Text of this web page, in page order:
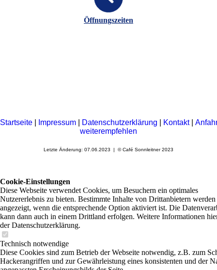
Öffnungszeiten
Startseite Impressum Datenschutzerklärung Kontakt
weiterempfehlen
Letzte Änderung: 07.06.2023 | © Café Sonnleitner 2023
Cookie-Einstellungen
Diese Webseite verwendet Cookies, um Besuchern ein optimales
Nutzererlebnis zu bieten. Bestimmte Inhalte von Drittanbietern
angezeigt, wenn die entsprechende Option aktiviert ist. Die
kann dann auch in einem Drittland erfolgen. Weitere Informationen
der Datenschutzerklärung.
Technisch notwendige
Diese Cookies sind zum Betrieb der Webseite notwendig, z.B. zum
Hackerangriffen und zur Gewährleistung eines konsistenten und der